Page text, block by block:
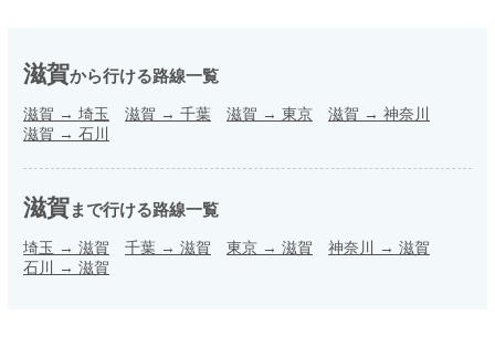
滋賀から行ける路線一覧
滋賀 → 埼玉 滋賀 → 千葉 滋賀 → 東京 滋賀 → 神奈川
滋賀 → 石川
滋賀まで行ける路線一覧
埼玉 → 滋賀 千葉 → 滋賀 東京 → 滋賀 神奈川 → 滋賀
石川 → 滋賀